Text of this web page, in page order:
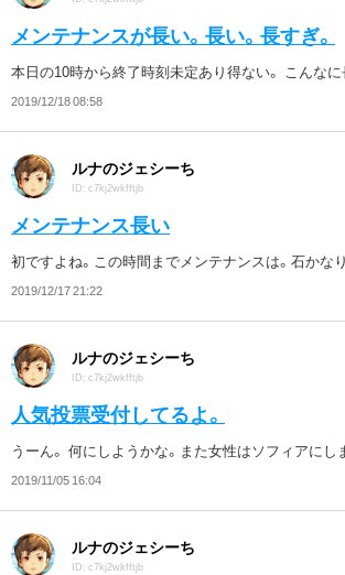
メンテナンスが長い。長い。長すぎ。
本日の10時から終了時刻未定あり得ない。 こんなに
2019/12/18 08:58
ルナのジェシーち
ID: c7kj2wkfftjb
メンテナンス長い
初ですよね。この時間までメンテナンスは。石かな
2019/12/17 21:22
ルナのジェシーち
ID: c7kj2wkfftjb
人気投票受付してるよ。
うーん。 何にしようかな。また女性はソフィアにし
2019/11/05 16:04
ルナのジェシーち
ID: c7kj2wkfftjb